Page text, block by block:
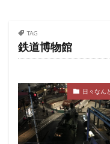
TAG
鉄道博物館
日々なん